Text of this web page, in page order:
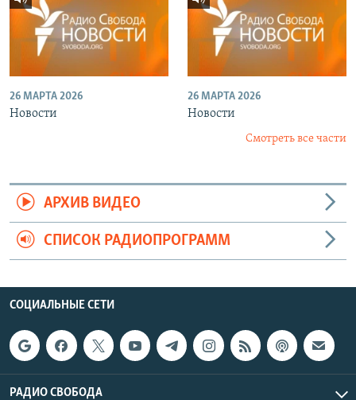
26 МАРТА 2026
Новости
26 МАРТА 2026
Новости
Смотреть все части
АРХИВ ВИДЕО
СПИСОК РАДИОПРОГРАММ
СОЦИАЛЬНЫЕ СЕТИ
РАДИО СВОБОДА